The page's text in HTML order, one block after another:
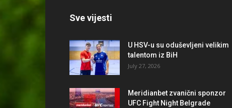
Sve vijesti
U HSV-u su oduševljeni velikim
talentom iz BiH
July 27, 2026
Meridianbet zvanični sponzor
UFC Fight Night Belgrade